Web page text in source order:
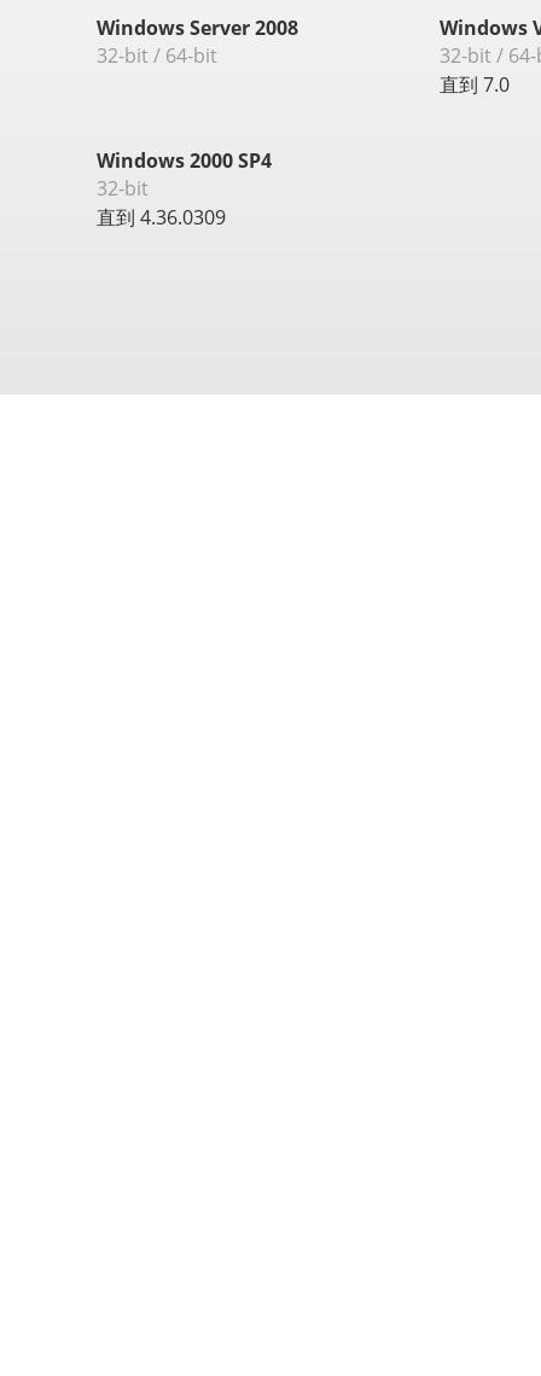
Windows Server 2008
32-bit / 64-bit
Windows
32-bit /
直到 7.0
Windows 2000 SP4
32-bit
直到 4.36.0309